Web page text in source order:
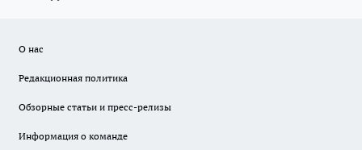
О нас
Редакционная политика
Обзорные статьи и пресс-релизы
Информация о команде